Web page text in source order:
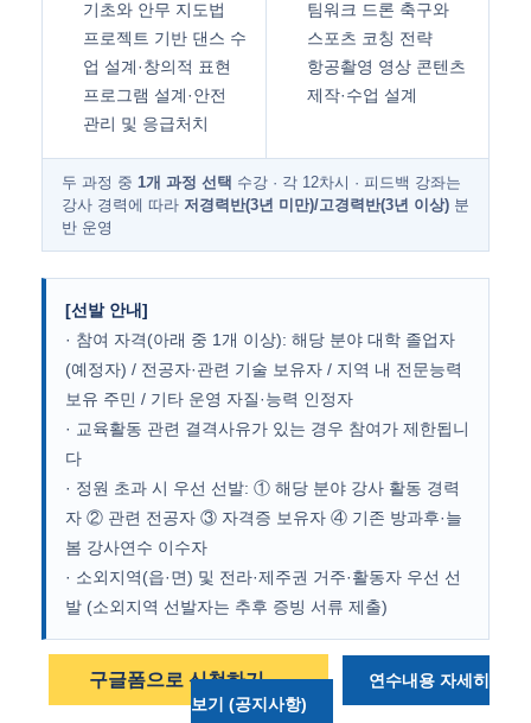
기초와 안무 지도법
프로젝트 기반 댄스 수
업 설계·창의적 표현
프로그램 설계·안전
관리 및 응급처치
팀워크 드론 축구와
스포츠 코칭 전략
항공촬영 영상 콘텐츠
제작·수업 설계
두 과정 중 1개 과정 선택 수강 · 각 12차시 · 피드백 강좌는
강사 경력에 따라 저경력반(3년 미만)/고경력반(3년 이상) 분
반 운영
[선발 안내]
· 참여 자격(아래 중 1개 이상): 해당 분야 대학 졸업자
(예정자) / 전공자·관련 기술 보유자 / 지역 내 전문능력
보유 주민 / 기타 운영 자질·능력 인정자
· 교육활동 관련 결격사유가 있는 경우 참여가 제한됩니
다
· 정원 초과 시 우선 선발: ① 해당 분야 강사 활동 경력
자 ② 관련 전공자 ③ 자격증 보유자 ④ 기존 방과후·늘
봄 강사연수 이수자
· 소외지역(읍·면) 및 전라·제주권 거주·활동자 우선 선
발 (소외지역 선발자는 추후 증빙 서류 제출)
구글폼으로 신청하기 →
연수내용 자세히
보기 (공지사항)